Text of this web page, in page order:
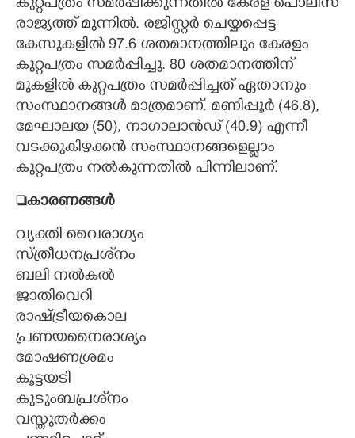
കുറ്റപത്രം സമർപ്പിക്കുന്നതിൽ കേരള പൊലീസ്
രാജ്യത്ത് മുന്നിൽ. രജിസ്റ്റർ ചെയ്യപ്പെട്ട
കേസുകളിൽ 97.6 ശതമാനത്തിലും കേരളം
കുറ്റപത്രം സമർപ്പിച്ചു. 80 ശതമാനത്തിന്
മുകളിൽ കുറ്റപത്രം സമർപ്പിച്ചത് ഏതാനും
സംസ്ഥാനങ്ങൾ മാത്രമാണ്. മണിപ്പൂർ (46.8),
മേഘാലയ (50), നാഗാലാൻഡ് (40.9) എന്നീ
വടക്കുകിഴക്കൻ സംസ്ഥാനങ്ങളെല്ലാം
കുറ്റപത്രം നൽകുന്നതിൽ പിന്നിലാണ്.
കാരണങ്ങൾ
വ്യക്തി വൈരാഗ്യം
സ്ത്രീധനപ്രശ്‌നം
ബലി നൽകൽ
ജാതിവെറി
രാഷ്ട്രീയകൊല
പ്രണയനൈരാശ്യം
മോഷണശ്രമം
കൂട്ടയടി
കുടുംബപ്രശ്‌നം
വസ്തുതർക്കം